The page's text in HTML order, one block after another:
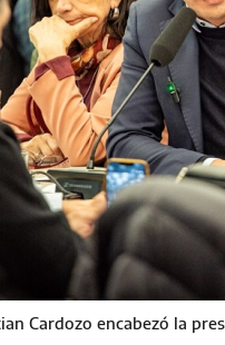
Cardozo encabezó la